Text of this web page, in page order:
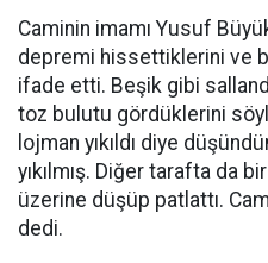
Caminin imamı Yusuf
depremi hissettiklerini ve
ifade etti. Beşik gibi
toz bulutu gördüklerini
lojman yıkıldı diye
yıkılmış. Diğer tarafta da
üzerine düşüp patlattı.
dedi.